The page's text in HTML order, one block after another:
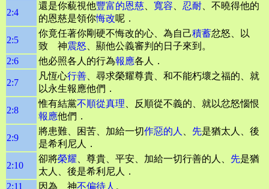
2:4
還是你藐視他豐富的恩慈 寬容 忍耐 、不曉得他的
的恩慈是領你悔改呢．
2:5
你竟任著你剛硬不悔改的心、為自己積蓄忿怒、以
致 神震怒 、顯他公義審判的日子來到。
2:6
他必照各人的行為報應各人．
2:7
凡恆心行善 、尋求榮耀尊貴、和不能朽壞之福的、就
以永生報應他們．
2:8
惟有結黨不順從真理 、反順從不義的、就以忿怒惱恨
報應他們．
2:9
將患難、困苦、加給一切作惡的人 先是猶太人、後
是希利尼人．
2:10
卻將榮耀 、尊貴、平安、加給一切行善的人、 先是猶
太人、後是希利尼人．
2:11
因為 神不偏待人 。